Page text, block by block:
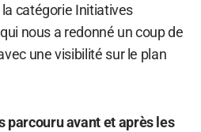
catégorie Initiatives
nous a redonné un coup de
une visibilité sur le plan
parcouru avant et après les